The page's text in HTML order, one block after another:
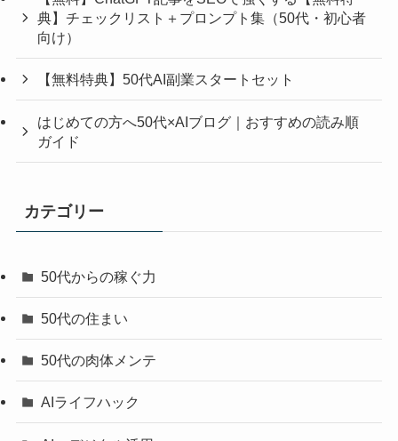
典】チェックリスト＋プロンプト集（50代・初心者
向け）
【無料特典】50代AI副業スタートセット
はじめての方へ50代×AIブログ｜おすすめの読み順
ガイド
カテゴリー
50代からの稼ぐ力
50代の住まい
50代の肉体メンテ
AIライフハック